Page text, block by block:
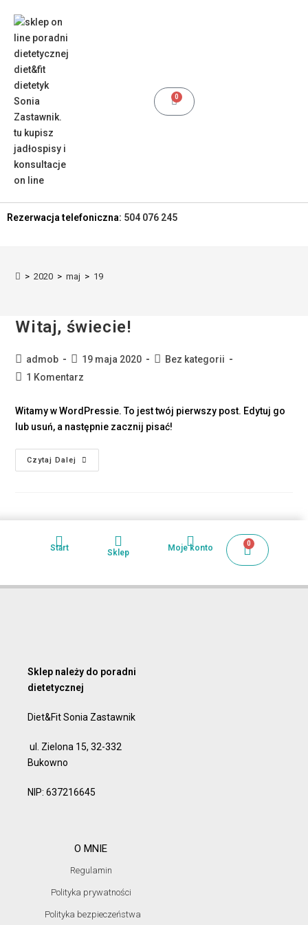
0
Rezerwacja telefoniczna: 504 076 245
> 2020 > maj > 19
Witaj, świecie!
admob 19 maja 2020
Bez kategorii
1 Komentarz
Witamy w WordPressie. To jest twój pierwszy post. Edytuj go
lub usuń, a następnie zacznij pisać!
Czytaj Dalej
Start Sklep Moje konto 0
Sklep należy do poradni
dietetycznej
Diet&Fit Sonia Zastawnik
ul. Zielona 15, 32-332
Bukowno
NIP: 637216645
O MNIE
Regulamin
Polityka prywatności
Polityka bezpieczeństwa